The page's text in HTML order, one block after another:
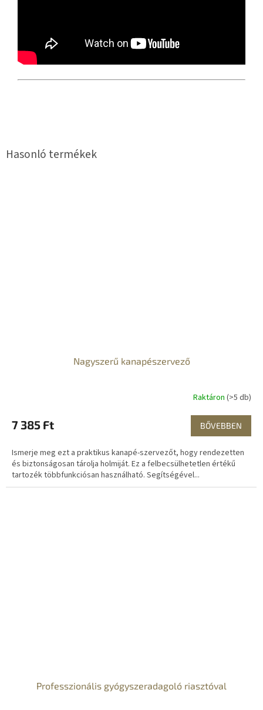
Nagyszerű kanapészervező
Raktáron (>5 db)
7 385 Ft BŐVEBBEN
Ismerje meg ezt a praktikus kanapé-szervezőt, hogy rendezetten
és biztonságosan tárolja holmiját. Ez a felbecsülhetetlen értékű
tartozék többfunkciósan használható. Segítségével...
Professzionális gyógyszeradagoló riasztóval